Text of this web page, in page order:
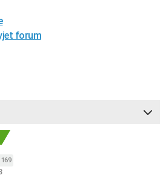
forum
169